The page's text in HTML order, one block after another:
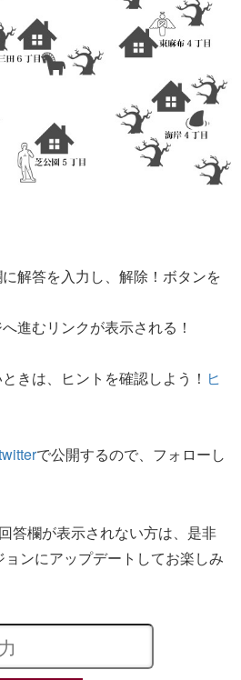
解答を入力し、解除！ボタンを
進むリンクが表示される！
きは、ヒントを確認しよう！ ヒ
で公開するので、フォローし
答欄が表示されない方は、是非
ンにアップデートしてお楽しみ